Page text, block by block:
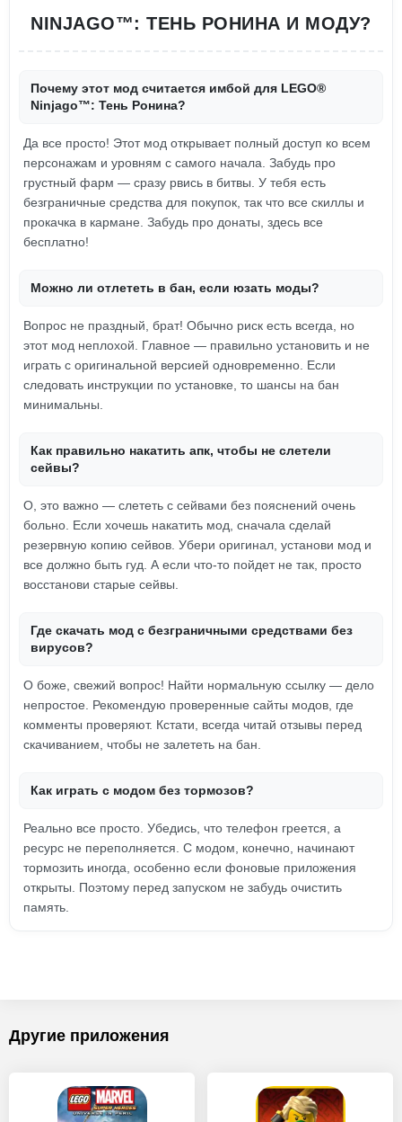
NINJAGO™: ТЕНЬ РОНИНА И МОДУ?
Почему этот мод считается имбой для LEGO®
Ninjago™: Тень Ронина?
Да все просто! Этот мод открывает полный доступ ко всем
персонажам и уровням с самого начала. Забудь про
грустный фарм — сразу рвись в битвы. У тебя есть
безграничные средства для покупок, так что все скиллы и
прокачка в кармане. Забудь про донаты, здесь все
бесплатно!
Можно ли отлететь в бан, если юзать моды?
Вопрос не праздный, брат! Обычно риск есть всегда, но
этот мод неплохой. Главное — правильно установить и не
играть с оригинальной версией одновременно. Если
следовать инструкции по установке, то шансы на бан
минимальны.
Как правильно накатить апк, чтобы не слетели
сейвы?
О, это важно — слететь с сейвами без пояснений очень
больно. Если хочешь накатить мод, сначала сделай
резервную копию сейвов. Убери оригинал, установи мод и
все должно быть гуд. А если что-то пойдет не так, просто
восстанови старые сейвы.
Где скачать мод с безграничными средствами без
вирусов?
О боже, свежий вопрос! Найти нормальную ссылку — дело
непростое. Рекомендую проверенные сайты модов, где
комменты проверяют. Кстати, всегда читай отзывы перед
скачиванием, чтобы не залететь на бан.
Как играть с модом без тормозов?
Реально все просто. Убедись, что телефон греется, а
ресурс не переполняется. С модом, конечно, начинают
тормозить иногда, особенно если фоновые приложения
открыты. Поэтому перед запуском не забудь очистить
память.
Другие приложения